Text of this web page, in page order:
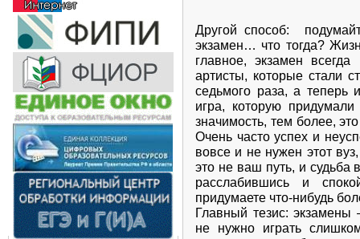
Накануне экзамена
• Многие считают: для
экзамену, не хватает
неправильно. Ты уже
Напротив, с вечера
прогулку. Выспись как
ощущением своего
экзамен — это
себя, показать свои
• В пункт сдачи экзамена
за полчаса до начала
пропуск, паспорт (а не
(про запас) гелевых
Другой способ:
экзамен… что тогда?
главное, экзамен
артисты, которые стали
седьмого раза, а теперь
игра, которую
значимость, тем более,
Очень часто успех и
вовсе и не нужен этот
это не ваш путь, и судьба
расслабившись и
придумаете что-нибудь
Главный тезис: экзамены
не нужно играть